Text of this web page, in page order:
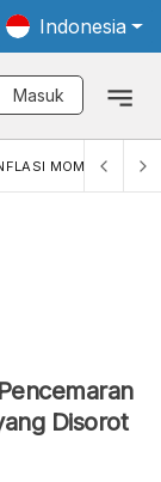
Indonesia
Masuk
MOM (APR)
Disorot